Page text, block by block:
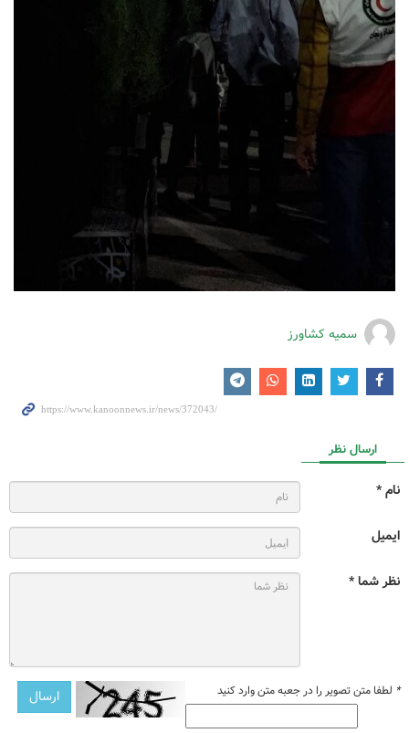
سمیه کشاورز
ارسال نظر
نام *
ایمیل
نظر شما *
* لطفا متن تصویر را در جعبه متن وارد کنید